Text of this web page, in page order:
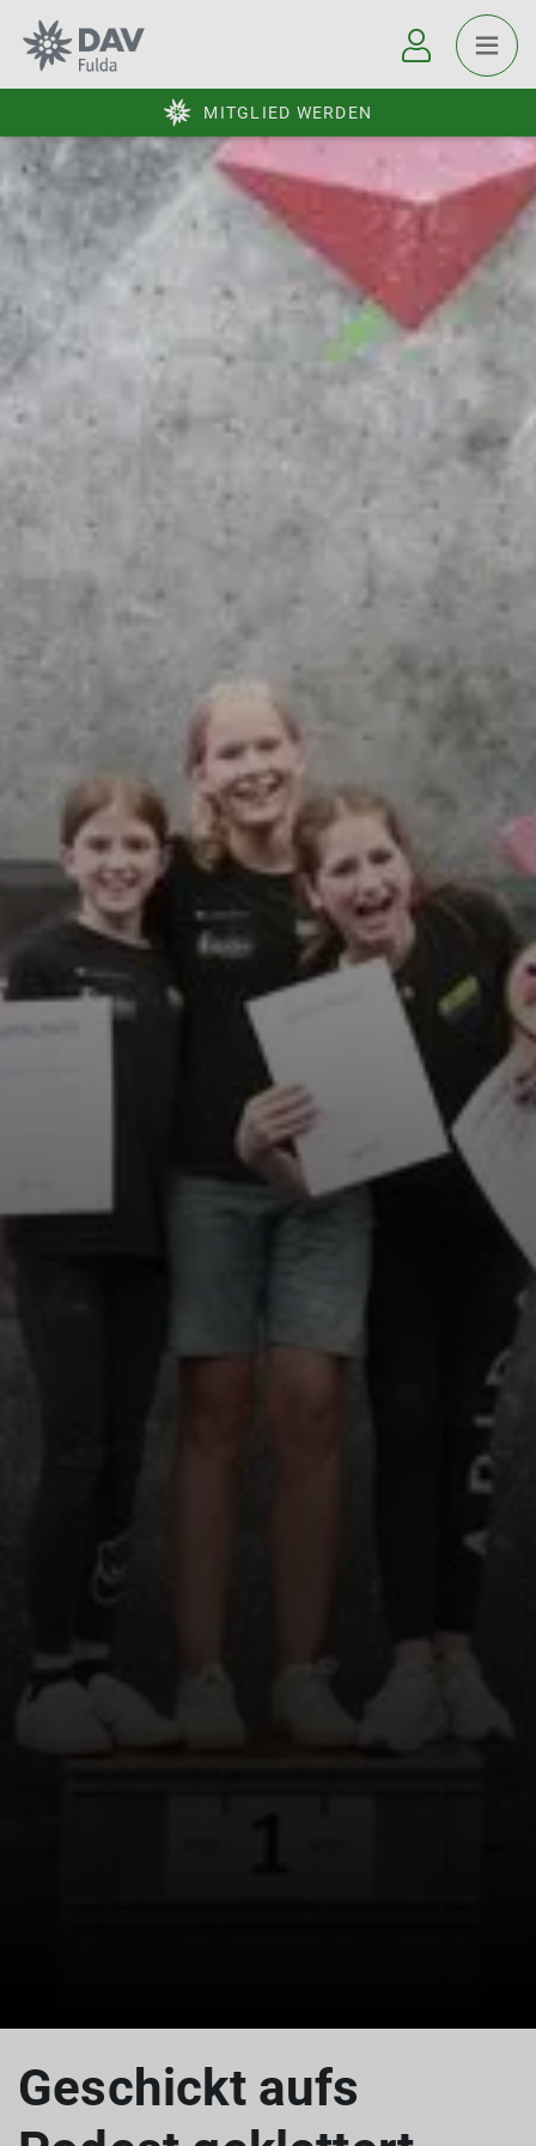
MITGLIED WERDEN
Geschickt aufs